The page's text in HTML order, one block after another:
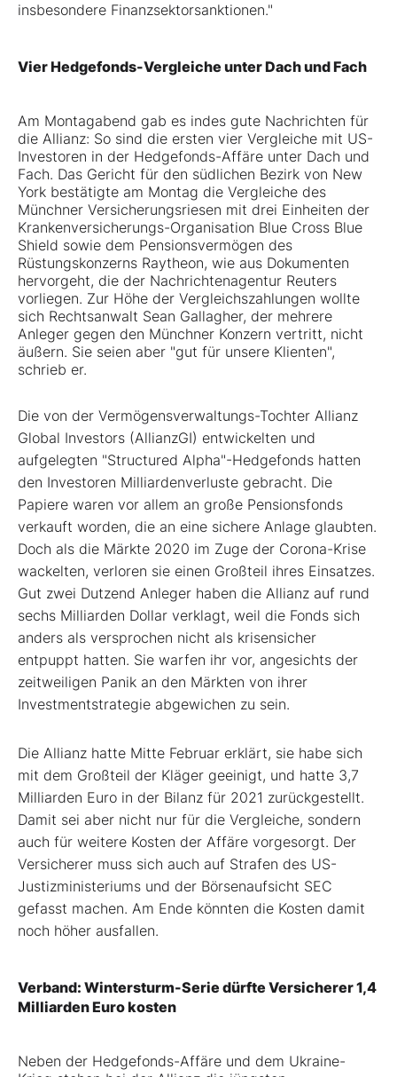
insbesondere Finanzsektorsanktionen."
Vier Hedgefonds-Vergleiche unter Dach und Fach
Am Montagabend gab es indes gute Nachrichten für
die Allianz: So sind die ersten vier Vergleiche mit US-
Investoren in der Hedgefonds-Affäre unter Dach und
Fach. Das Gericht für den südlichen Bezirk von New
York bestätigte am Montag die Vergleiche des
Münchner Versicherungsriesen mit drei Einheiten der
Krankenversicherungs-Organisation Blue Cross Blue
Shield sowie dem Pensionsvermögen des
Rüstungskonzerns Raytheon, wie aus Dokumenten
hervorgeht, die der Nachrichtenagentur Reuters
vorliegen. Zur Höhe der Vergleichszahlungen wollte
sich Rechtsanwalt Sean Gallagher, der mehrere
Anleger gegen den Münchner Konzern vertritt, nicht
äußern. Sie seien aber "gut für unsere Klienten",
schrieb er.
Die von der Vermögensverwaltungs-Tochter Allianz
Global Investors (AllianzGI) entwickelten und
aufgelegten "Structured Alpha"-Hedgefonds hatten
den Investoren Milliardenverluste gebracht. Die
Papiere waren vor allem an große Pensionsfonds
verkauft worden, die an eine sichere Anlage glaubten.
Doch als die Märkte 2020 im Zuge der Corona-Krise
wackelten, verloren sie einen Großteil ihres Einsatzes.
Gut zwei Dutzend Anleger haben die Allianz auf rund
sechs Milliarden Dollar verklagt, weil die Fonds sich
anders als versprochen nicht als krisensicher
entpuppt hatten. Sie warfen ihr vor, angesichts der
zeitweiligen Panik an den Märkten von ihrer
Investmentstrategie abgewichen zu sein.
Die Allianz hatte Mitte Februar erklärt, sie habe sich
mit dem Großteil der Kläger geeinigt, und hatte 3,7
Milliarden Euro in der Bilanz für 2021 zurückgestellt.
Damit sei aber nicht nur für die Vergleiche, sondern
auch für weitere Kosten der Affäre vorgesorgt. Der
Versicherer muss sich auch auf Strafen des US-
Justizministeriums und der Börsenaufsicht SEC
gefasst machen. Am Ende könnten die Kosten damit
noch höher ausfallen.
Verband: Wintersturm-Serie dürfte Versicherer 1,4
Milliarden Euro kosten
Neben der Hedgefonds-Affäre und dem Ukraine-